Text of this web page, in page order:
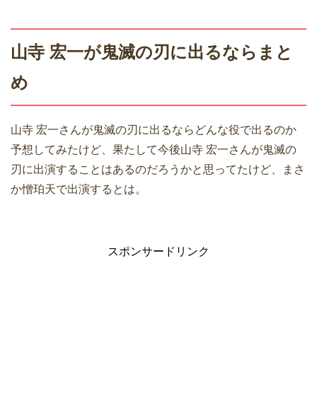
山寺 宏一が鬼滅の刃に出るならまと
め
山寺 宏一さんが鬼滅の刃に出るならどんな役で出るのか
予想してみたけど、果たして今後山寺 宏一さんが鬼滅の
刃に出演することはあるのだろうかと思ってたけど、まさ
か憎珀天で出演するとは。
スポンサードリンク